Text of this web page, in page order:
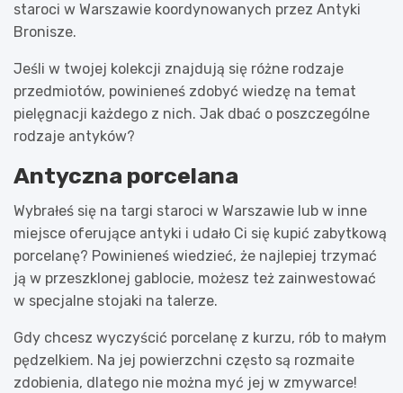
staroci w Warszawie koordynowanych przez Antyki
Bronisze.
Jeśli w twojej kolekcji znajdują się różne rodzaje
przedmiotów, powinieneś zdobyć wiedzę na temat
pielęgnacji każdego z nich. Jak dbać o poszczególne
rodzaje antyków?
Antyczna porcelana
Wybrałeś się na targi staroci w Warszawie lub w inne
miejsce oferujące antyki i udało Ci się kupić zabytkową
porcelanę? Powinieneś wiedzieć, że najlepiej trzymać
ją w przeszklonej gablocie, możesz też zainwestować
w specjalne stojaki na talerze.
Gdy chcesz wyczyścić porcelanę z kurzu, rób to małym
pędzelkiem. Na jej powierzchni często są rozmaite
zdobienia, dlatego nie można myć jej w zmywarce!